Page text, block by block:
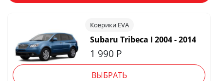
Коврики EVA
Subaru Tribeca I 2004 - 2014
1 990 Р
ВЫБРАТЬ